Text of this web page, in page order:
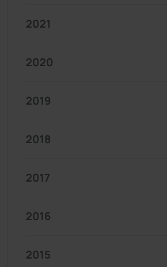
2021
2020
2019
2018
2017
2016
2015